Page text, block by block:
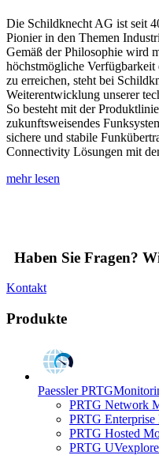
Die Schildknecht AG ist seit
Pionier in den Themen
Gemäß der Philosophie wird
höchstmögliche
zu erreichen, steht bei
Weiterentwicklung unserer
So besteht mit der
zukunftsweisendes
sichere und stabile
Connectivity Lösungen mit
mehr lesen
Haben Sie Fragen?
Kontakt
Produkte
Paessler PRTG
PRTG Network
PRTG
PRTG Hosted
PRTG